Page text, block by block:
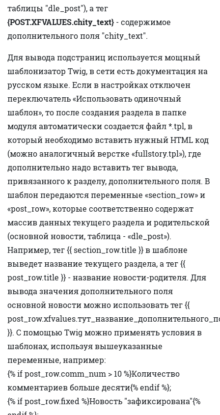
таблицы "dle_post"), а тег
{POST.XFVALUES.chity_text} - содержимое
дополнительного поля "chity_text".
Для вывода подстраниц используется мощный
шаблонизатор Twig, в сети есть документация на
русском языке. Если в настройках отключен
переключатель «Использовать одиночный
шаблон», то после создания раздела в папке
модуля автоматически создается файл *.tpl, в
который необходимо вставить нужный HTML код
(можно аналогичный верстке «fullstory.tpl»), где
дополнительно надо вставить тег вывода,
привязанного к разделу, дополнительного поля. В
шаблон передаются переменные «section_row» и
«post_row», которые соответственно содержат
массив данных текущего раздела и родительской
(основной новости, таблица - «dle_post»).
Например, тег {{ section_row.title }} в шаблоне
выведет название текущего раздела, а тег {{
post_row.title }} - название новости-родителя. Для
вывода значения дополнительного поля
основной новости можно использовать тег {{
}}. С помощью Twig можно применять условия в
шаблонах, используя вышеуказанные
переменные, например:
{% if post_row.comm_num > 10 %}Количество
комментариев больше десяти{% endif %};
{% if post_row.fixed %}Новость "зафиксирована"{%